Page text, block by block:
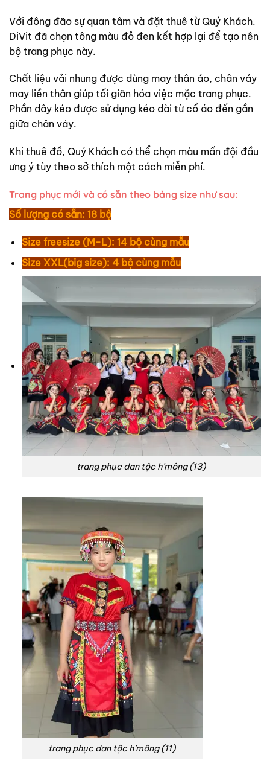
Với đông đão sự quan tâm và đặt thuê từ Quý Khách.
DiVit đã chọn tông màu đỏ đen kết hợp lại để tạo nên
bộ trang phục này.
Chất liệu vải nhung được dùng may thân áo, chân váy
may liền thân giúp tối giãn hóa việc mặc trang phục.
Phần dây kéo được sử dụng kéo dài từ cổ áo đến gần
giữa chân váy.
Khi thuê đồ, Quý Khách có thể chọn màu mấn đội đầu
ưng ý tùy theo sở thích một cách miễn phí.
Trang phục mới và có sẵn theo bảng size như sau:
Số lượng có sẵn: 18 bộ
Size freesize (M-L): 14 bộ cùng mẫu
Size XXL(big size): 4 bộ cùng mẫu
trang phục dan tộc h’mông (13)
trang phục dan tộc h’mông (11)